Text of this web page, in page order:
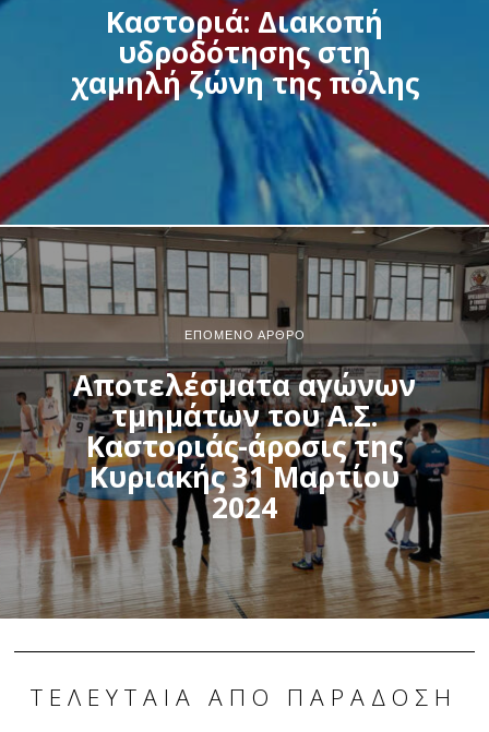
Καστοριά: Διακοπή
υδροδότησης στη
χαμηλή ζώνη της πόλης
ΕΠΌΜΕΝΟ ΆΡΘΡΟ
Αποτελέσματα αγώνων
τμημάτων του Α.Σ.
Καστοριάς-άροσις της
Κυριακής 31 Μαρτίου
2024
ΤΕΛΕΥΤΑΊΑ ΑΠΌ ΠΑΡΆΔΟΣΗ